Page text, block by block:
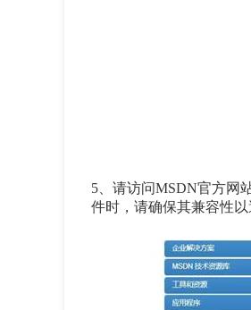
5、请访问MSDN官方网
件时，请确保其兼容性以